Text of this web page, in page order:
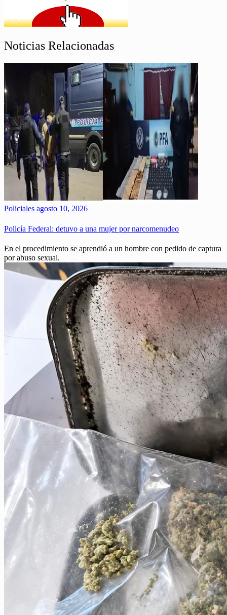
Noticias Relacionadas
Policiales agosto 10, 2026
Policía Federal: detuvo a una mujer por narcomenudeo
En el procedimiento se aprendió a un hombre con pedido de captura
por abuso sexual.